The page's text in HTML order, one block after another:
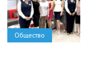
Общество